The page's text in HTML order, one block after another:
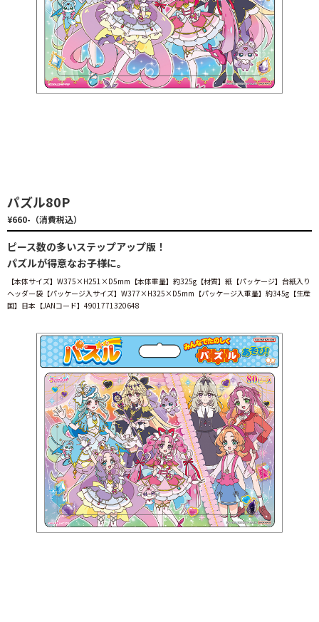
パズル80P
¥660-（消費税込）
ピース数の多いステップアップ版！
パズルが得意なお子様に。
【本体サイズ】W375×H251×D5mm【本体重量】約325g【材質】紙【パッケージ】台紙入り
ヘッダー袋【パッケージ入サイズ】W377×H325×D5mm【パッケージ入重量】約345g【生産
国】日本【JANコード】4901771320648